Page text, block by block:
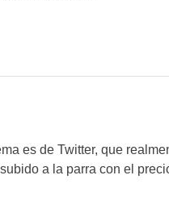
es de Twitter, que
a la parra con el